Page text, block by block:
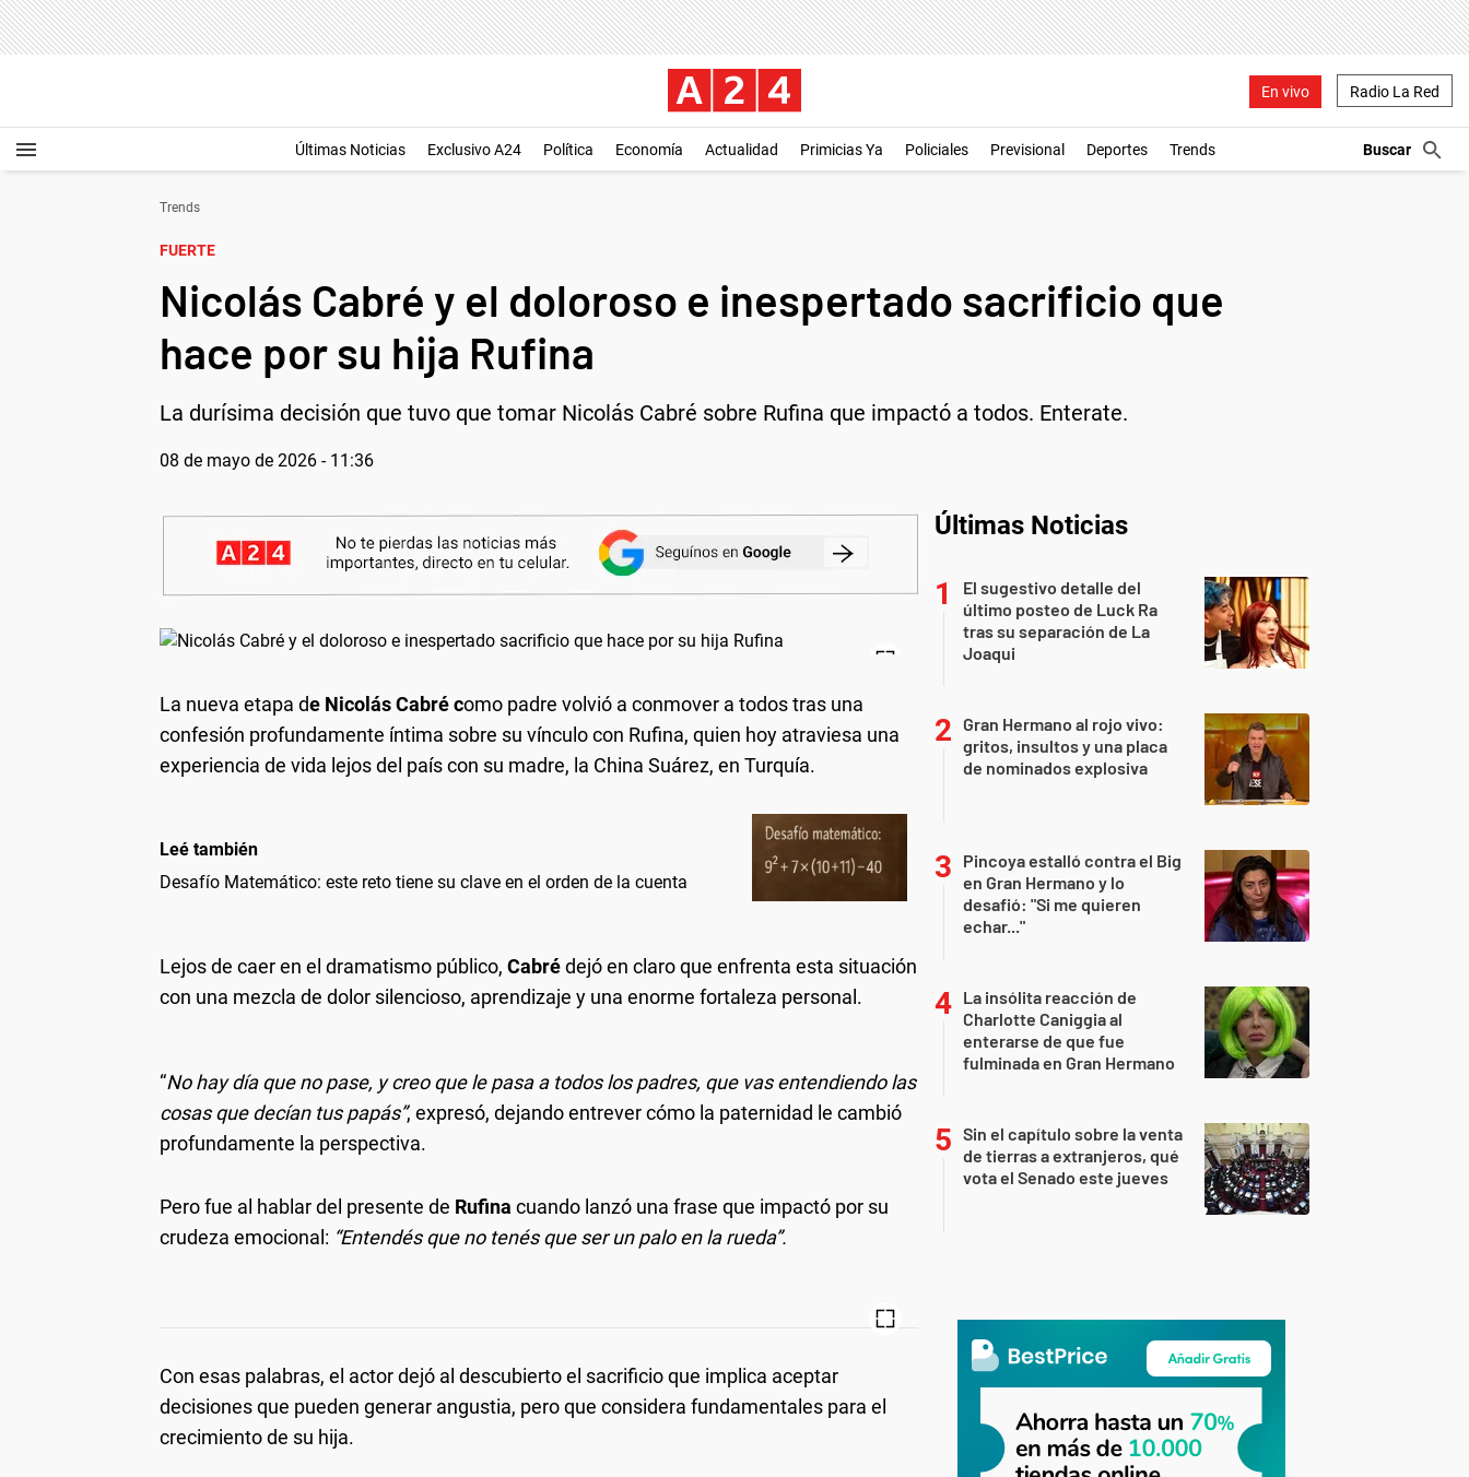
En vivo Radio La Red
Últimas Noticias Exclusivo A24 Política Economía Actualidad Primicias Ya Policiales Previsional Deportes Trends
Trends
FUERTE
Nicolás Cabré y el doloroso e inespertado sacrificio que
hace por su hija Rufina
La durísima decisión que tuvo que tomar Nicolás Cabré sobre Rufina que impactó a todos. Enterate.
08 de mayo de 2026 - 11:36
La nueva etapa de Nicolás Cabré como padre volvió a conmover a todos tras una
confesión profundamente íntima sobre su vínculo con Rufina, quien hoy atraviesa una
experiencia de vida lejos del país con su madre, la China Suárez, en Turquía.
Leé también
Desafío Matemático: este reto tiene su clave en el orden de la cuenta
Lejos de caer en el dramatismo público, Cabrédejó en claro que enfrenta esta situación
con una mezcla de dolor silencioso, aprendizaje y una enorme fortaleza personal.
“No hay día que no pase, y creo que le pasa a todos los padres, que vas entendiendo las
cosas que decían tus papás”, expresó, dejando entrever cómo la paternidad le cambió
profundamente la perspectiva.
Pero fue al hablar del presente de Rufina cuando lanzó una frase que impactó por su
crudeza emocional: “Entendés que no tenés que ser un palo en la rueda”.
Con esas palabras, el actor dejó al descubierto el sacrificio que implica aceptar
decisiones que pueden generar angustia, pero que considera fundamentales para el
crecimiento de su hija.
Últimas Noticias
El sugestivo detalle del
último posteo de Luck Ra
tras su separación de La
Joaqui
Gran Hermano al rojo vivo:
gritos, insultos y una placa
de nominados explosiva
Pincoya estalló contra el Big
en Gran Hermano y lo
desafió: "Si me quieren
echar..."
La insólita reacción de
Charlotte Caniggia al
enterarse de que fue
fulminada en Gran Hermano
Sin el capítulo sobre la venta
de tierras a extranjeros, qué
vota el Senado este jueves